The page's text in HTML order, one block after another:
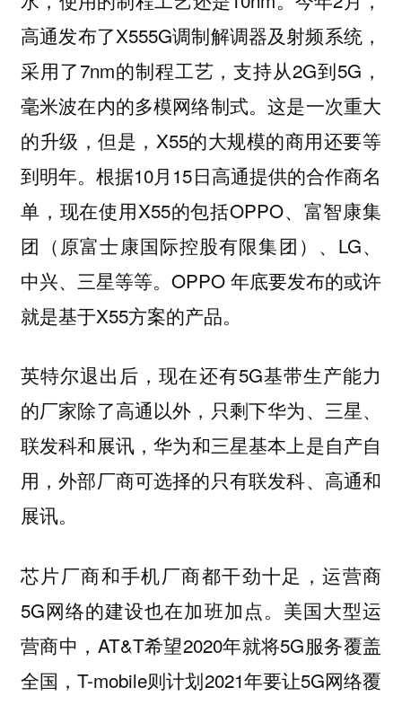
高通发布了X555G调制解调器及射频系统，
采用了7nm的制程工艺，支持从2G到5G，
毫米波在内的多模网络制式。这是一次重大
的升级，但是，X55的大规模的商用还要等
到明年。根据10月15日高通提供的合作商名
单，现在使用X55的包括OPPO、富智康集
团 （原富士康国际控股有限集团 ） 、LG、
中兴、三星等等。OPPO 年底要发布的或许
就是基于X55方案的产品。
英特尔退出后，现在还有5G基带生产能力
的厂家除了高通以外，只剩下华为、三星、
联发科和展讯，华为和三星基本上是自产自
用，外部厂商可选择的只有联发科、高通和
展讯。
芯片厂商和手机厂商都干劲十足，运营商
5G网络的建设也在加班加点。美国大型运
营商中，AT&T希望2020年就将5G服务覆盖
全国，T-mobile则计划2021年要让5G网络覆